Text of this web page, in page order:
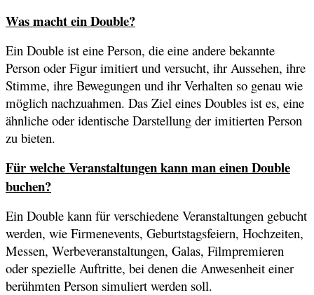
Was macht ein Double?
Ein Double ist eine Person, die eine andere bekannte
Person oder Figur imitiert und versucht, ihr Aussehen, ihre
Stimme, ihre Bewegungen und ihr Verhalten so genau wie
möglich nachzuahmen. Das Ziel eines Doubles ist es, eine
ähnliche oder identische Darstellung der imitierten Person
zu bieten.
Für welche Veranstaltungen kann man einen Double
buchen?
Ein Double kann für verschiedene Veranstaltungen gebucht
werden, wie Firmenevents, Geburtstagsfeiern, Hochzeiten,
Messen, Werbeveranstaltungen, Galas, Filmpremieren
oder spezielle Auftritte, bei denen die Anwesenheit einer
berühmten Person simuliert werden soll.